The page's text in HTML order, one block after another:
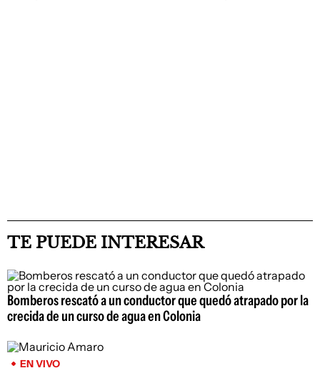
TE PUEDE INTERESAR
Bomberos rescató a un conductor que quedó atrapado por la
crecida de un curso de agua en Colonia
EN VIVO